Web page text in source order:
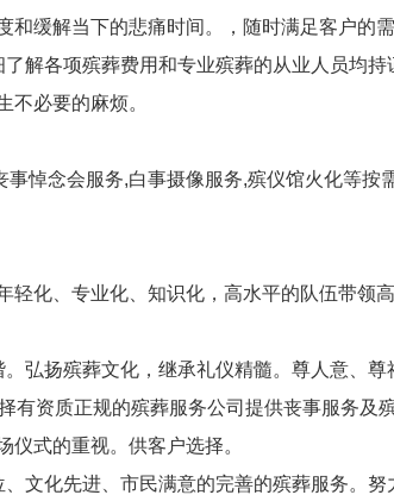
缓解当下的悲痛时间。，随时满足客户的
解各项殡葬费用和专业殡葬的从业人员均
不必要的麻烦。
悼念会服务,白事摄像服务,殡仪馆火化等按
化、专业化、知识化，高水平的队伍带领
弘扬殡葬文化，继承礼仪精髓。尊人意、
有资质正规的殡葬服务公司提供丧事服务及
式的重视。供客户选择。
文化先进、市民满意的完善的殡葬服务。